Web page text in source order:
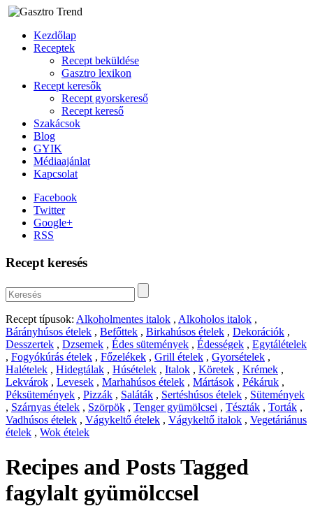
Kezdőlap
Receptek
Recept beküldése
Gasztro lexikon
Recept keresők
Recept gyorskereső
Recept kereső
Szakácsok
Blog
GYIK
Médiaajánlat
Kapcsolat
Facebook
Twitter
Google+
RSS
Recept keresés
Recept típusok: Alkoholmentes italok , Alkoholos italok ,
Bárányhúsos ételek , Befőttek , Birkahúsos ételek , Dekorációk ,
Desszertek , Dzsemek , Édes sütemények , Édességek , Egytálételek
, Fogyókúrás ételek , Főzelékek , Grill ételek , Gyorsételek ,
Halételek , Hidegtálak , Húsételek , Italok , Köretek , Krémek ,
Lekvárok , Levesek , Marhahúsos ételek , Mártások , Pékáruk ,
Péksütemények , Pizzák , Saláták , Sertéshúsos ételek , Sütemények
, Szárnyas ételek , Szörpök , Tenger gyümölcsei , Tészták , Torták ,
Vadhúsos ételek , Vágykeltő ételek , Vágykeltő italok , Vegetáriánus
ételek , Wok ételek
Recipes and Posts Tagged
fagylalt gyümölccsel